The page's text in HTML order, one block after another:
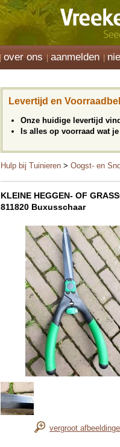
over ons aanmelden
Levertijd en
Onze huidige levertijd
Is alles op voorraad wat
Hulp bij Tuinieren > Oogst- en
KLEINE HEGGEN- OF
811820 Buxusschaar
vergroot